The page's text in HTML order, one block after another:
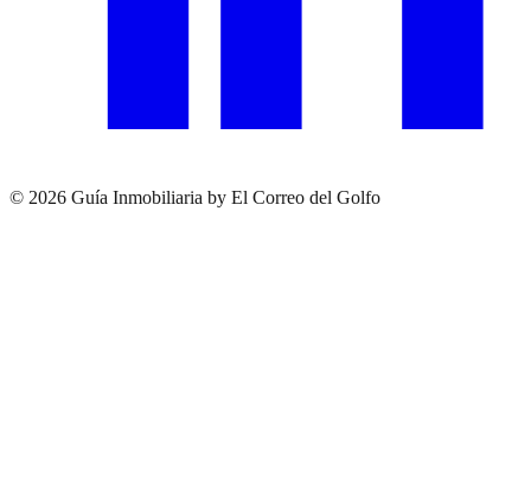
© 2026 Guía Inmobiliaria by El Correo del Golfo